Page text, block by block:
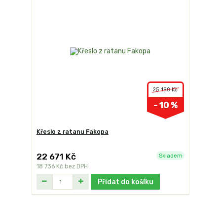
25 190 Kč
- 10 %
Křeslo z ratanu Fakopa
22 671 Kč
18 736 Kč bez DPH
Skladem
Přidat do košíku